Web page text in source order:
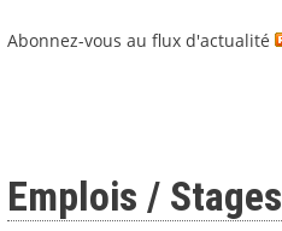
Abonnez-vous au flux d'actualité
Emplois / Stages